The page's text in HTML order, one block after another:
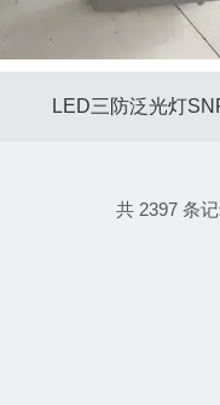
LED三防泛光灯
共 2397 条